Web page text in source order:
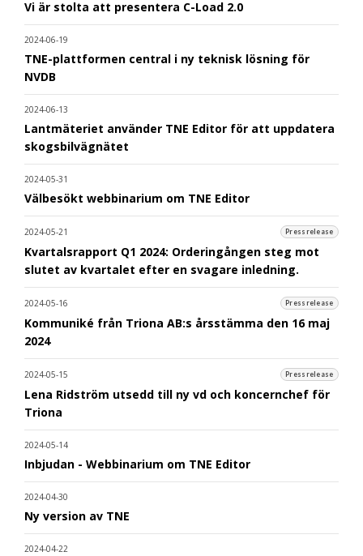
Vi är stolta att presentera C-Load 2.0
2024-06-19
TNE-plattformen central i ny teknisk lösning för
NVDB
2024-06-13
Lantmäteriet använder TNE Editor för att uppdatera
skogsbilvägnätet
2024-05-31
Välbesökt webbinarium om TNE Editor
2024-05-21 Pressrelease
Kvartalsrapport Q1 2024: Orderingången steg mot
slutet av kvartalet efter en svagare inledning.
2024-05-16 Pressrelease
Kommuniké från Triona AB:s årsstämma den 16 maj
2024
2024-05-15 Pressrelease
Lena Ridström utsedd till ny vd och koncernchef för
Triona
2024-05-14
Inbjudan - Webbinarium om TNE Editor
2024-04-30
Ny version av TNE
2024-04-22